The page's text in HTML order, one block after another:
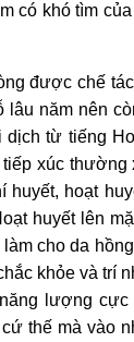
có khó tìm
được chế
năm nên
từ tiếng
tiếp xúc
huyết, hoạt
huyết lên
cho da
khỏe và trí
lượng
thế mà